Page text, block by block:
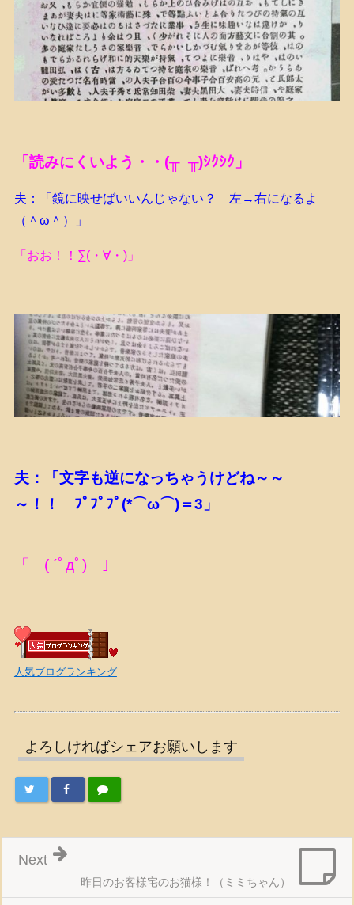
「読みにくいよう・・(╥_╥)ｼｸｼｸ」
夫：「鏡に映せばいいんじゃない？ 左→右になるよ
（＾ω＾）」
「おお！！∑(・∀・)」
夫：「文字も逆になっちゃうけどね～～
～！！ ﾌﾟﾌﾟﾌﾟ(*⌒ω⌒)＝3」
「 ( ´ﾟдﾟ) 」
人気ブログランキング
よろしければシェアお願いします
昨日のお客様宅のお猫様！（ミミちゃん）
Next